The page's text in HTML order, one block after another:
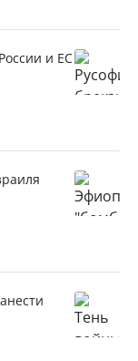
и ЕС